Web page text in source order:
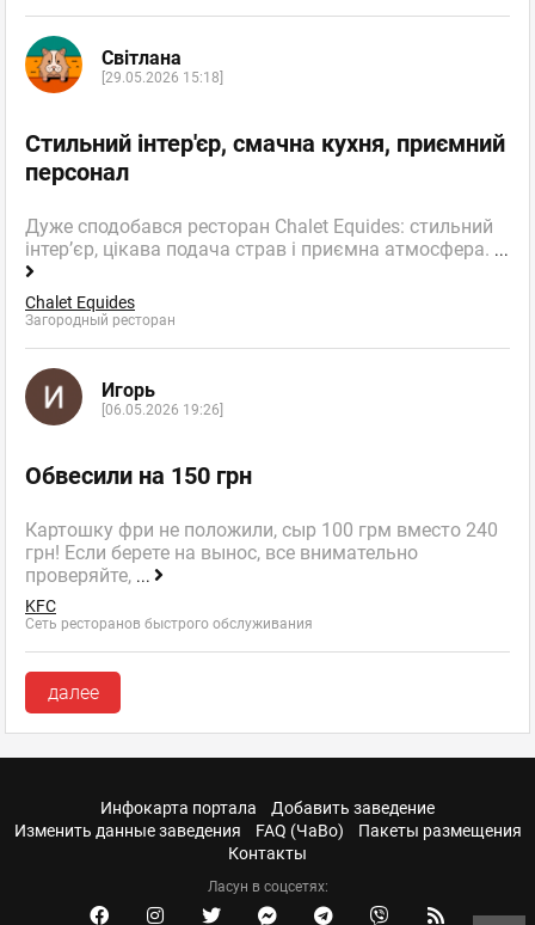
Світлана
[29.05.2026 15:18]
Стильний інтер'єр, смачна кухня, приємний
персонал
Дуже сподобався ресторан Chalet Equides: стильний
інтер’єр, цікава подача страв і приємна атмосфера. ...
Chalet Equides
Загородный ресторан
Игорь
[06.05.2026 19:26]
Обвесили на 150 грн
Картошку фри не положили, сыр 100 грм вместо 240
грн! Если берете на вынос, все внимательно
проверяйте, ...
KFC
Сеть ресторанов быстрого обслуживания
далее
Инфокарта портала
Добавить заведение
Изменить данные заведения
FAQ (ЧаВо)
Пакеты размещения
Контакты
Ласун в соцсетях: